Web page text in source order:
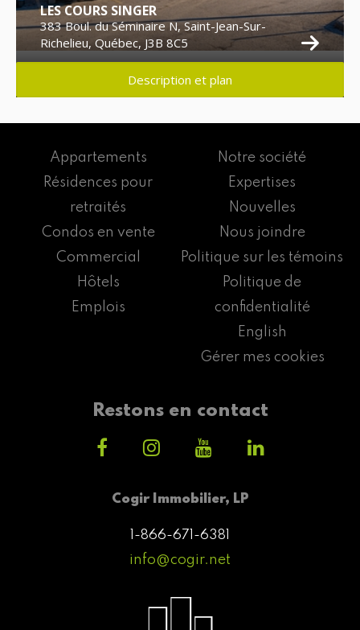
LES COURS SINGER
383 Boul. du Séminaire N, Saint-Jean-Sur-
Richelieu, Québec, J3B 8C5
Description et plan
Cogir Immobilier, LP
1-866-671-6381
info@cogir.net
Appartements
Résidences pour
retraités
Condos en vente
Commercial
Hôtels
Emplois
Notre société
Expertises
Nouvelles
Nous joindre
Politique sur les témoins
Politique de
confidentialité
English
Gérer mes cookies
Restons en contact